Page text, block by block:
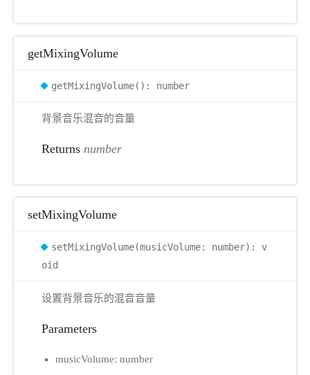
getMixingVolume
getMixingVolume(): number
背景音乐混音的音量
Returns number
setMixingVolume
setMixingVolume(musicVolume: number): v
oid
设置背景音乐的混音音量
Parameters
musicVolume: number